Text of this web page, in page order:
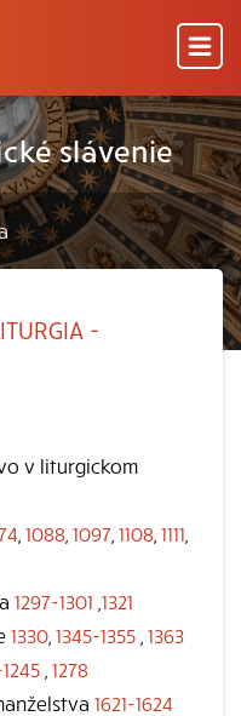
slávenie
-
v liturgickom
1088 1097 1108 1111
1297-1301 1321
1330 1345-1355 1363
1278
1621-1624